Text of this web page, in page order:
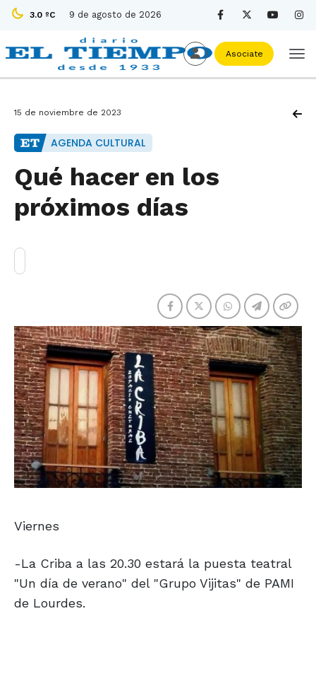
3.0 ºC 9 de agosto de 2026
Asociate
15 de noviembre de 2023
AGENDA CULTURAL
Qué hacer en los
próximos días
Viernes
-La Criba a las 20.30 estará la puesta teatral
"Un día de verano" del "Grupo Vijitas" de PAMI
de Lourdes.